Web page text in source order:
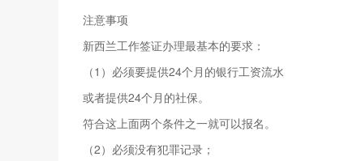
注意事项
新西兰工作签证办理最基本的要求：
（1）必须要提供24个月的银行工资流水
或者提供24个月的社保。
符合这上面两个条件之一就可以报名。
（2）必须没有犯罪记录；